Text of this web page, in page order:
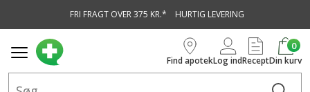
FRI FRAGT OVER 375 KR.* HURTIG LEVERING
Find apotekLog indRecept
0
Din kurv